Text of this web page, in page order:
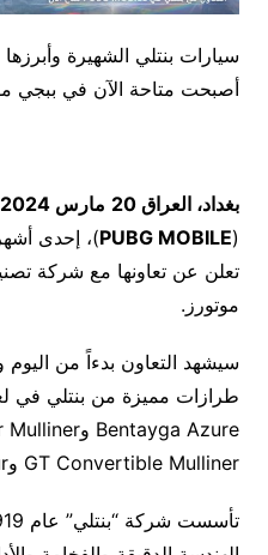
أصبحت متاحة الآن في ببجي
بغداد، العراق 20 مارس 2024
(
PUBG MOBILE)، إحدى
تعلن عن تعاونها مع شركة
موتورز.
طرازات مميزة من بنتلي في
GT Convertible Mulliner وBatur.